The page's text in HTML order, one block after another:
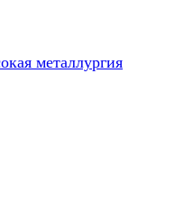
металлургия